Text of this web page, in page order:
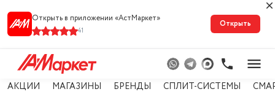
Открыть в приложении «АстМарке‪т‬»
41
Открыть
АКЦИИ МАГАЗИНЫ БРЕНДЫ СПЛИТ-СИСТЕМЫ